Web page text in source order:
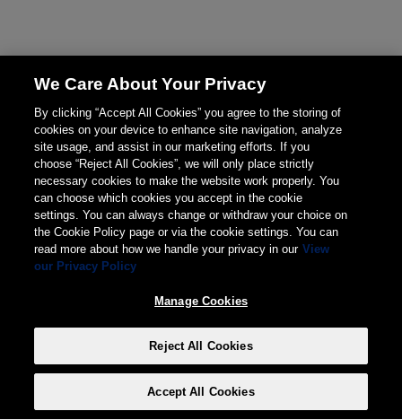
We Care About Your Privacy
By clicking “Accept All Cookies” you agree to the storing of
cookies on your device to enhance site navigation, analyze
site usage, and assist in our marketing efforts. If you
choose “Reject All Cookies”, we will only place strictly
necessary cookies to make the website work properly. You
can choose which cookies you accept in the cookie
settings. You can always change or withdraw your choice on
the Cookie Policy page or via the cookie settings. You can
read more about how we handle your privacy in our View
our Privacy Policy
Manage Cookies
Reject All Cookies
Accept All Cookies